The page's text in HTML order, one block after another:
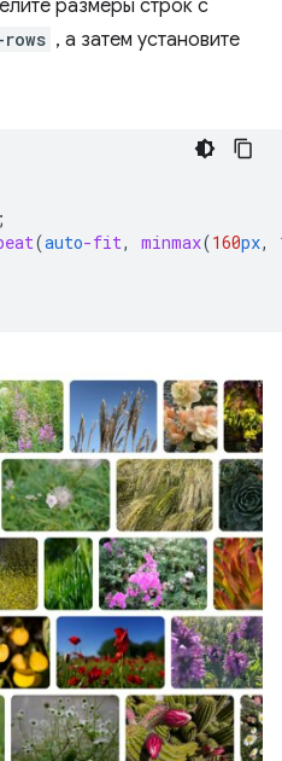
размеры строк с
, а затем установите
;
(auto-fit, minmax(160px,